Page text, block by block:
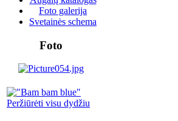
Foto galerija
Svetainės schema
Foto
Peržiūrėti visu dydžiu